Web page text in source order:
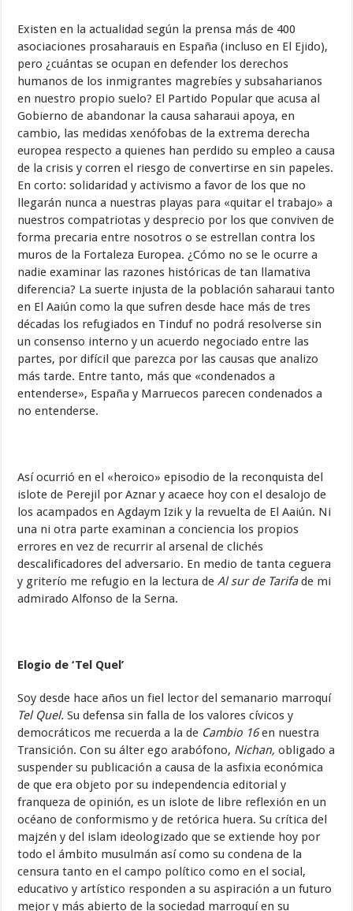
Existen en la actualidad según la prensa más de 400
asociaciones prosaharauis en España (incluso en El Ejido),
pero ¿cuántas se ocupan en defender los derechos
humanos de los inmigrantes magrebíes y subsaharianos
en nuestro propio suelo? El Partido Popular que acusa al
Gobierno de abandonar la causa saharaui apoya, en
cambio, las medidas xenófobas de la extrema derecha
europea respecto a quienes han perdido su empleo a causa
de la crisis y corren el riesgo de convertirse en sin papeles.
En corto: solidaridad y activismo a favor de los que no
llegarán nunca a nuestras playas para «quitar el trabajo» a
nuestros compatriotas y desprecio por los que conviven de
forma precaria entre nosotros o se estrellan contra los
muros de la Fortaleza Europea. ¿Cómo no se le ocurre a
nadie examinar las razones históricas de tan llamativa
diferencia? La suerte injusta de la población saharaui tanto
en El Aaiún como la que sufren desde hace más de tres
décadas los refugiados en Tinduf no podrá resolverse sin
un consenso interno y un acuerdo negociado entre las
partes, por difícil que parezca por las causas que analizo
más tarde. Entre tanto, más que «condenados a
entenderse», España y Marruecos parecen condenados a
no entenderse.
Así ocurrió en el «heroico» episodio de la reconquista del
islote de Perejil por Aznar y acaece hoy con el desalojo de
los acampados en Agdaym Izik y la revuelta de El Aaiún. Ni
una ni otra parte examinan a conciencia los propios
errores en vez de recurrir al arsenal de clichés
descalificadores del adversario. En medio de tanta ceguera
y griterío me refugio en la lectura deAl sur de Tarifade mi
admirado Alfonso de la Serna.
Elogio de ‘Tel Quel’
Soy desde hace años un fiel lector del semanario marroquí
Tel Quel. Su defensa sin falla de los valores cívicos y
democráticos me recuerda a la de Cambio 16en nuestra
Transición. Con su álter ego arabófono, Nichan, obligado a
suspender su publicación a causa de la asfixia económica
de que era objeto por su independencia editorial y
franqueza de opinión, es un islote de libre reflexión en un
océano de conformismo y de retórica huera. Su crítica del
majzén y del islam ideologizado que se extiende hoy por
todo el ámbito musulmán así como su condena de la
censura tanto en el campo político como en el social,
educativo y artístico responden a su aspiración a un futuro
mejor y más abierto de la sociedad marroquí en su